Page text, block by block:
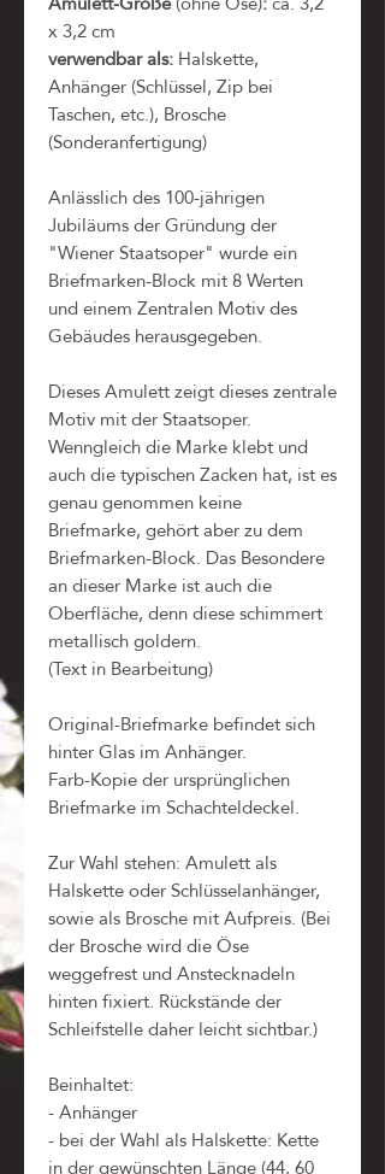
x 3,2 cm
verwendbar als:Halskette,
Anhänger (Schlüssel, Zip bei
Taschen, etc.), Brosche
(Sonderanfertigung)
Anlässlich des 100-jährigen
Jubiläums der Gründung der
"Wiener Staatsoper" wurde ein
Briefmarken-Block mit 8 Werten
und einem Zentralen Motiv des
Gebäudes herausgegeben.
Dieses Amulett zeigt dieses zentrale
Motiv mit der Staatsoper.
Wenngleich die Marke klebt und
auch die typischen Zacken hat, ist es
genau genommen keine
Briefmarke, gehört aber zu dem
Briefmarken-Block. Das Besondere
an dieser Marke ist auch die
Oberfläche, denn diese schimmert
metallisch goldern.
(Text in Bearbeitung)
Original-Briefmarke befindet sich
hinter Glas im Anhänger.
Farb-Kopie der ursprünglichen
Briefmarke im Schachteldeckel.
Zur Wahl stehen: Amulett als
Halskette oder Schlüsselanhänger,
sowie als Brosche mit Aufpreis. (Bei
der Brosche wird die Öse
weggefrest und Anstecknadeln
hinten fixiert. Rückstände der
Schleifstelle daher leicht sichtbar.)
Beinhaltet:
- Anhänger
- bei der Wahl als Halskette: Kette
in der gewünschten Länge (44, 60